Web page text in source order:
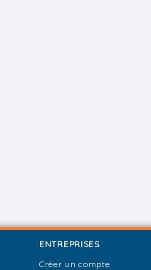
ENTREPRISES
Créer un compte